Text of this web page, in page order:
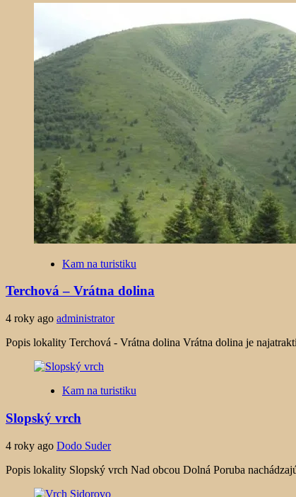
Kam na turistiku
Terchová – Vrátna dolina
4 roky ago administrator
Popis lokality Terchová - Vrátna dolina Vrátna dolina je
Kam na turistiku
Slopský vrch
4 roky ago Dodo Suder
Popis lokality Slopský vrch Nad obcou Dolná Poruba